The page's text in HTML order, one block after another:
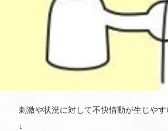
刺激や状況に対して不快情動が生じやす
↓